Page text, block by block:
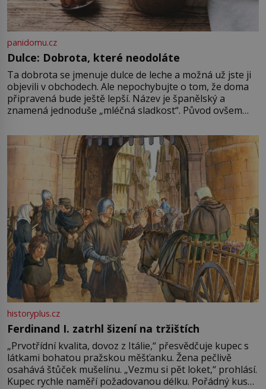
panidomu.cz
Dulce: Dobrota, které neodoláte
Ta dobrota se jmenuje dulce de leche a možná už jste ji
objevili v obchodech. Ale nepochybujte o tom, že doma
připravená bude ještě lepší. Název je španělský a
znamená jednoduše „mléčná sladkost“. Původ ovšem
pře hned několik latinskoamerických zemí a k tomu
Francie, kde se traduje,
historyplus.cz
Ferdinand I. zatrhl šizení na tržištích
„Prvotřídní kvalita, dovoz z Itálie,“ přesvědčuje kupec s
látkami bohatou pražskou měšťanku. Žena pečlivě
osahává štůček mušelínu. „Vezmu si pět loket,“ prohlásí.
Kupec rychle naměří požadovanou délku. Pořádný kus